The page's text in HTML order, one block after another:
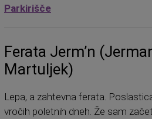
Parkirišče
Ferata Jerm’n
Martuljek)
Lepa, a zahtevna ferata.
vročih poletnih dneh. Že sam